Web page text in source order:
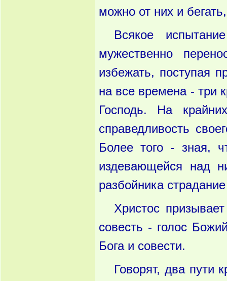
можно от них и
Всякое
мужественно
избежать, поступая
на все времена - три
Господь. На
справедливость
Более того - зная,
издевающейся над
разбойника
Христос
совесть - голос
Бога и совести.
Говорят, два пути